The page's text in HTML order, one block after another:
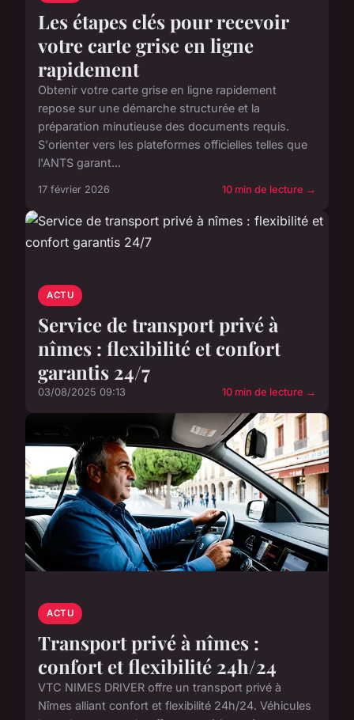
Les étapes clés pour recevoir
votre carte grise en ligne
rapidement
Obtenir votre carte grise en ligne rapidement
repose sur une démarche structurée et la
préparation minutieuse des documents requis.
S'orienter vers les plateformes officielles telles que
l'ANTS garant...
17 février 2026 10 min de lecture →
ACTU
Service de transport privé à
nîmes : flexibilité et confort
garantis 24/7
03/08/2025 09:13 10 min de lecture →
ACTU
Transport privé à nîmes :
confort et flexibilité 24h/24
VTC NIMES DRIVER offre un transport privé à
Nîmes alliant confort et flexibilité 24h/24. Véhicules